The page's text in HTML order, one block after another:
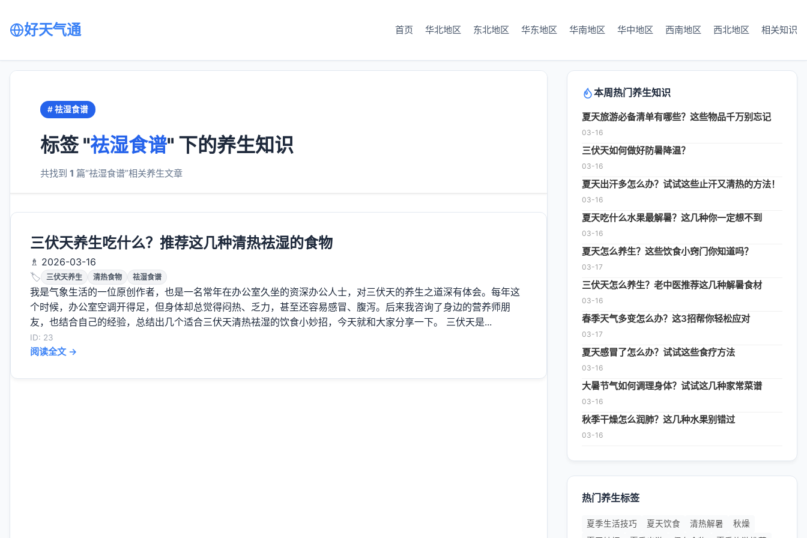
好天气通 首页 华北地区 东北地区 华东地区 华南地区 华中地区 西南地区 西北地区 相关知识
# 祛湿食谱
标签 "祛湿食谱" 下的养生知识
共找到 1 篇“祛湿食谱”相关养生文章
三伏天养生吃什么？推荐这几种清热祛湿的食物
♗ 2026-03-16
🏷️
三伏天养生 清热食物 祛湿食谱
我是气象生活的一位原创作者，也是一名常年在办公室久坐的资深办公人士，对三伏天的养生之道深有体会。每年这
个时候，办公室空调开得足，但身体却总觉得闷热、乏力，甚至还容易感冒、腹泻。后来我咨询了身边的营养师朋
友，也结合自己的经验，总结出几个适合三伏天清热祛湿的饮食小妙招，今天就和大家分享一下。 三伏天是...
ID: 23
阅读全文 →
本周热门养生知识
夏天旅游必备清单有哪些？这些物品千万别忘记
03-16
三伏天如何做好防暑降温？
03-16
夏天出汗多怎么办？试试这些止汗又清热的方法！
03-16
夏天吃什么水果最解暑？这几种你一定想不到
03-16
夏天怎么养生？这些饮食小窍门你知道吗？
03-17
三伏天怎么养生？老中医推荐这几种解暑食材
03-16
春季天气多变怎么办？这3招帮你轻松应对
03-17
夏天感冒了怎么办？试试这些食疗方法
03-16
大暑节气如何调理身体？试试这几种家常菜谱
03-16
秋季干燥怎么润肺？这几种水果别错过
03-16
热门养生标签
夏季生活技巧 夏天饮食 清热解暑
秋燥